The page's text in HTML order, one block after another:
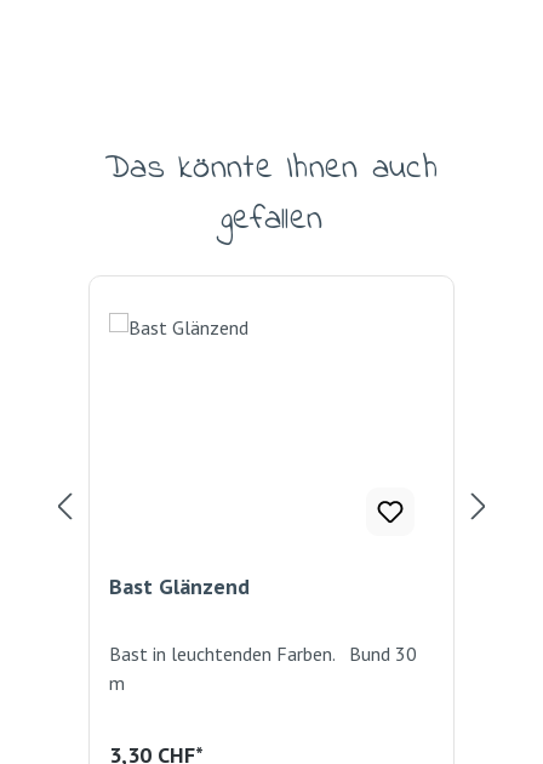
Produktgalerie überspringen
Das könnte Ihnen auch
gefallen
Bast Glänzend
Bast in leuchtenden Farben. Bund 30
m
3,30 CHF*